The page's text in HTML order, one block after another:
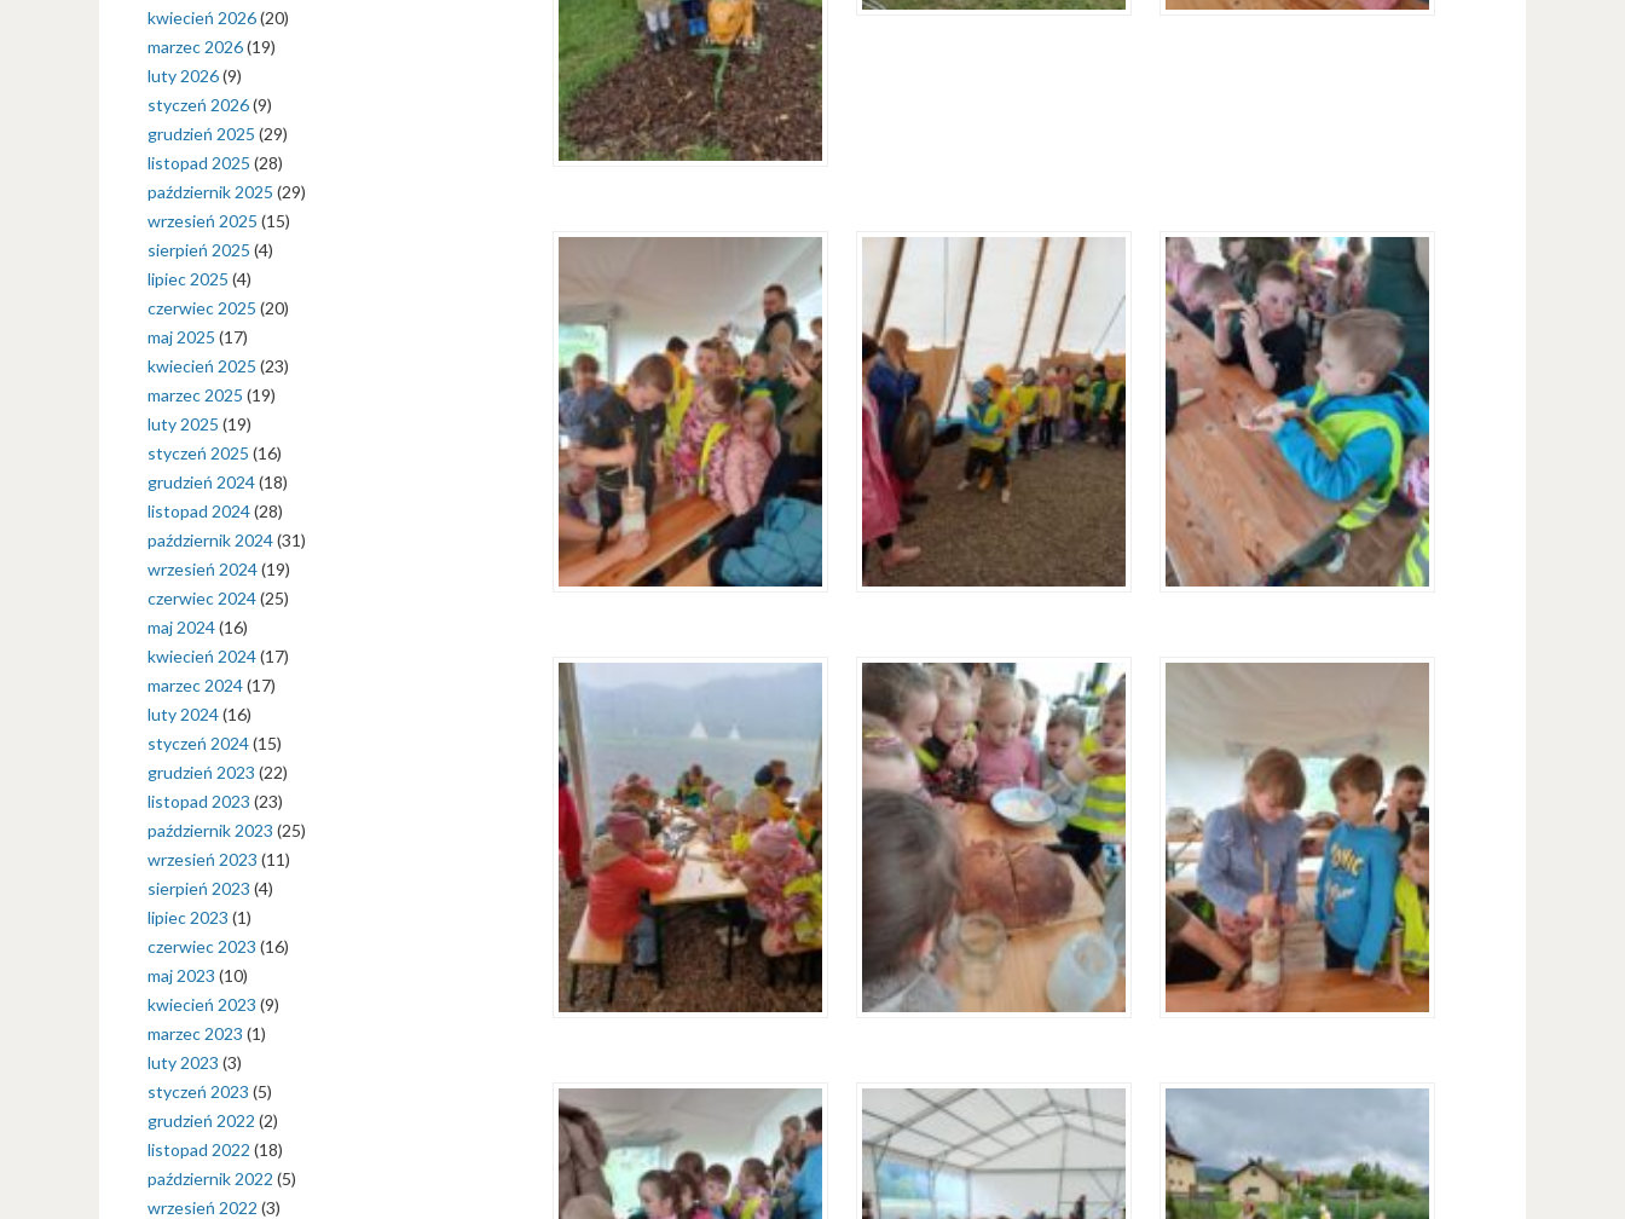
kwiecień 2026(20)
marzec 2026(19)
luty 2026(9)
styczeń 2026(9)
grudzień 2025 (29)
listopad 2025 (28)
październik 2025 (29)
wrzesień 2025 (15)
sierpień 2025 (4)
lipiec 2025 (4)
czerwiec 2025 (20)
maj 2025 (17)
kwiecień 2025 (23)
marzec 2025 (19)
luty 2025 (19)
styczeń 2025 (16)
grudzień 2024(18)
listopad 2024(28)
październik 2024(31)
wrzesień 2024(19)
czerwiec 2024(25)
maj 2024(16)
kwiecień 2024(17)
marzec 2024(17)
luty 2024(16)
styczeń 2024(15)
grudzień 2023 (22)
listopad 2023 (23)
październik 2023 (25)
wrzesień 2023 (11)
sierpień 2023 (4)
lipiec 2023 (1)
czerwiec 2023 (16)
maj 2023 (10)
kwiecień 2023 (9)
marzec 2023 (1)
luty 2023 (3)
styczeń 2023 (5)
grudzień 2022 (2)
listopad 2022 (18)
październik 2022 (5)
wrzesień 2022 (3)